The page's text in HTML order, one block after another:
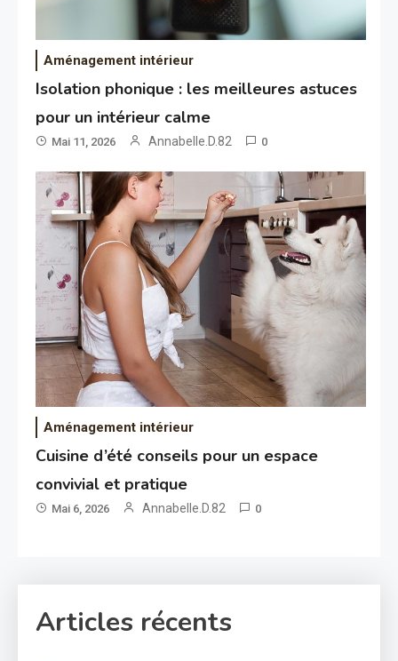
Aménagement intérieur
Isolation phonique : les meilleures astuces
pour un intérieur calme
Mai 11, 2026 Annabelle.D.82 0
Aménagement intérieur
Cuisine d’été conseils pour un espace
convivial et pratique
Mai 6, 2026 Annabelle.D.82 0
Articles récents